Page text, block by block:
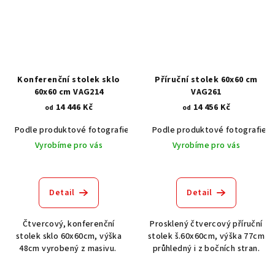
Konferenční stolek sklo
60x60 cm VAG214
od 14 446 Kč
Podle produktové fotografie
Akát vintage BT1551
Dub světlý
Vyrobíme pro vás
Detail
Čtvercový, konferenční
stolek sklo 60x60cm, výška
48cm vyrobený z masivu.
Příruční stolek 60x60 cm
VAG261
od 14 456 Kč
Podle produktové fotografie
Vyrobíme pro vás
Detail
Prosklený čtvercový příruční
stolek š.60x60cm, výška 77cm
průhledný i z bočních stran.